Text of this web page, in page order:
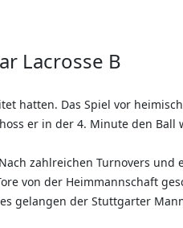
Lacrosse B
hatten. Das Spiel vor
er in der 4. Minute den Ball
zahlreichen Turnovers
von der Heimmannschaft
gelangen der Stuttgarter